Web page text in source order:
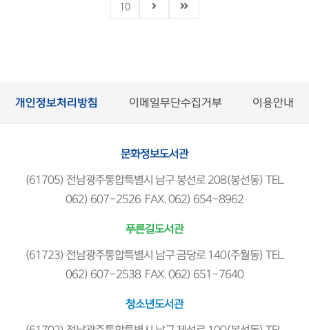
10
개인정보처리방침 이메일무단수집거부 이용안내
문화정보도서관
(61705) 전남광주통합특별시 남구 봉선로 208(봉선동) TEL.
062) 607-2526 FAX. 062) 654-8962
푸른길도서관
(61723) 전남광주통합특별시 남구 금당로 140(주월동) TEL.
062) 607-2538 FAX. 062) 651-7640
청소년도서관